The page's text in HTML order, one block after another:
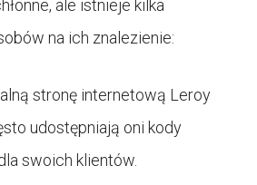
ale istnieje kilka
na ich znalezienie:
stronę internetową Leroy
udostępniają oni kody
swoich klientów.